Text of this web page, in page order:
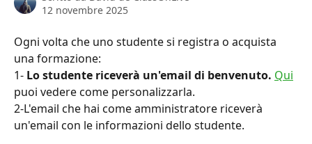
12 novembre 2025
Ogni volta che uno studente si registra o acquista
una formazione:
1- Lo studente riceverà un'email di benvenuto. Qui
puoi vedere come personalizzarla.
2-L'email che hai come amministratore riceverà
un'email con le informazioni dello studente.